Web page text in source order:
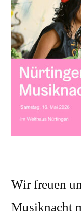
Wir freuen
Musiknacht